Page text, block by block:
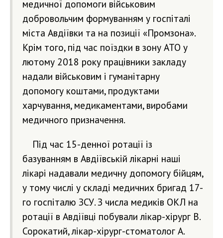
медичної допомоги військовим
добровольчим формуванням у госпіталі
міста Авдіївки та на позиції «Промзона».
Крім того, під час поїздки в зону АТО у
лютому 2018 року працівники закладу
надали військовим і гуманітарну
допомогу коштами, продуктами
харчування, медикаментами, виробами
медичного призначення.
Під час 15-денної ротації із
базуванням в Авдіївській лікарні наші
лікарі надавали медичну допомогу бійцям,
у тому числі у складі медичних бригад 17-
го госпіталю ЗСУ. З числа медиків ОКЛ на
ротації в Авдіївці побували лікар-хірург В.
Сорокатий, лікар-хірург-стоматолог А.